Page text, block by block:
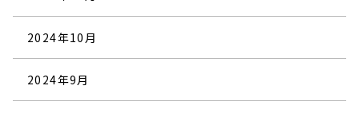
2024年10月
2024年9月